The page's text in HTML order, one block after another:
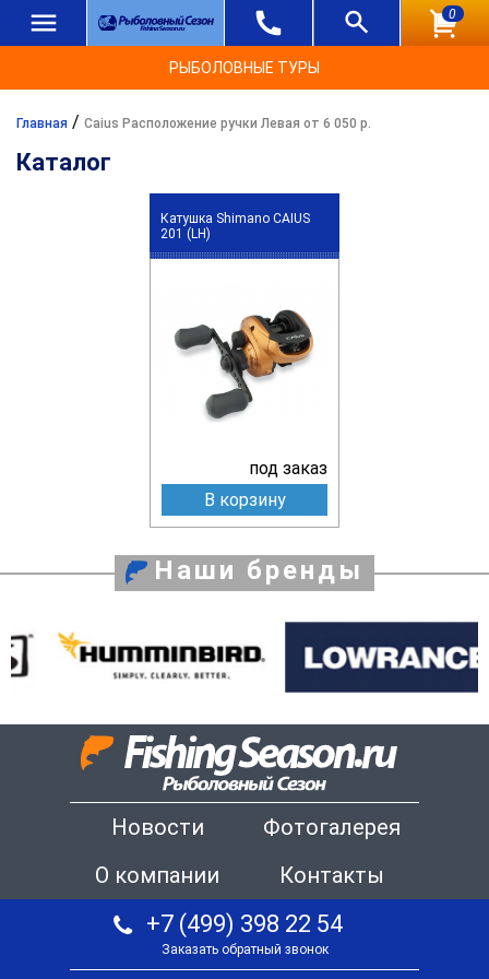
0
РЫБОЛОВНЫЕ ТУРЫ
Главная / Caius Расположение ручки Левая от 6 050 р.
Каталог
Катушка Shimano CAIUS
201 (LH)
под заказ
В корзину
Наши бренды
Новости
Фотогалерея
О компании
Контакты
+7 (499) 398 22 54
Заказать обратный звонок